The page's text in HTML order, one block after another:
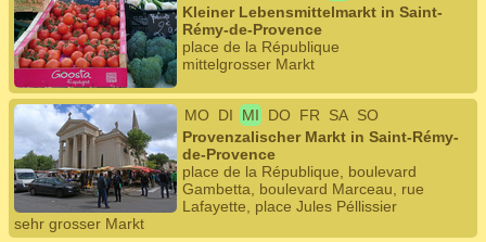
Kleiner Lebensmittelmarkt in Saint-
Rémy-de-Provence
place de la République
mittelgrosser Markt
MO DI MI DO FR SA SO
Provenzalischer Markt in Saint-Rémy-
de-Provence
place de la République, boulevard
Gambetta, boulevard Marceau, rue
Lafayette, place Jules Péllissier
sehr grosser Markt